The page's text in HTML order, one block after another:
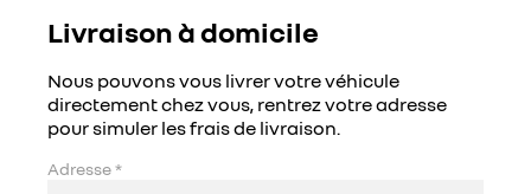
Livraison à domicile
Nous pouvons vous livrer votre véhicule
directement chez vous, rentrez votre adresse
pour simuler les frais de livraison.
Adresse*